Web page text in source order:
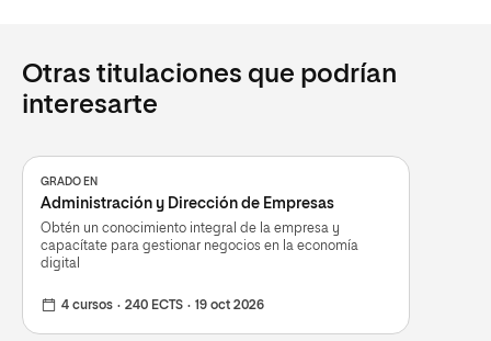
INFORME DE MODIFICACIÓN (03/07/2019)
ARCHIVO
PUBLICACIÓN CARÁCTER OFICIAL BOE
PUBLICACIÓN DEL PLAN DE ESTUDIOS BOE
ARCHIVO
Otras titulaciones que podrían
interesarte
GRADO EN
Administración y Dirección de Empresas
Obtén un conocimiento integral de la empresa y
capacítate para gestionar negocios en la economía
digital
4 cursos 240 ECTS 19 oct 2026